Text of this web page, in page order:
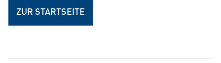
ZUR STARTSEITE